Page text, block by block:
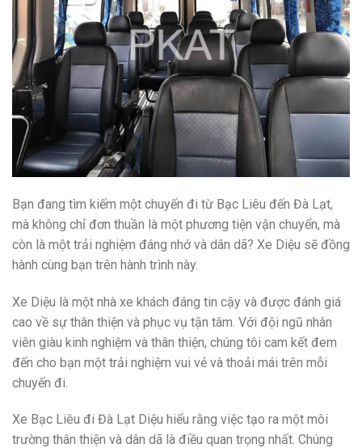
Bạn đang tìm kiếm một chuyến đi từ Bạc Liêu đến Đà Lạt,
mà không chỉ đơn thuần là một phương tiện vận chuyển, mà
còn là một trải nghiệm đáng nhớ và dân dã? Xe Diệu sẽ đồng
hành cùng bạn trên hành trình này.
Xe Diệu là một nhà xe khách đáng tin cậy và được đánh giá
cao về sự thân thiện và phục vụ tận tâm. Với đội ngũ nhân
viên giàu kinh nghiệm và thân thiện, chúng tôi cam kết đem
đến cho bạn một trải nghiệm vui vẻ và thoải mái trên mỗi
chuyến đi.
Xe Bạc Liêu đi Đà Lạt Diệu hiểu rằng việc tạo ra một môi
trường thân thiện và dân dã là điều quan trọng nhất. Chúng